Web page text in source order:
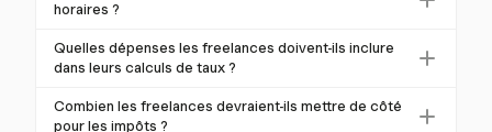
horaires ?
Les freelances calculent leurs taux horaires en tenant
compte de leur revenu annuel souhaité, de leurs
estimées. Une formule courante est (Revenu Souhaité
Quelles dépenses les freelances doivent-ils inclure
dans leurs calculs de taux ?
Les freelances doivent inclure à la fois les dépenses
personnelles et professionnelles dans leurs calculs.
Combien les freelances devraient-ils mettre de côté
pour les impôts ?